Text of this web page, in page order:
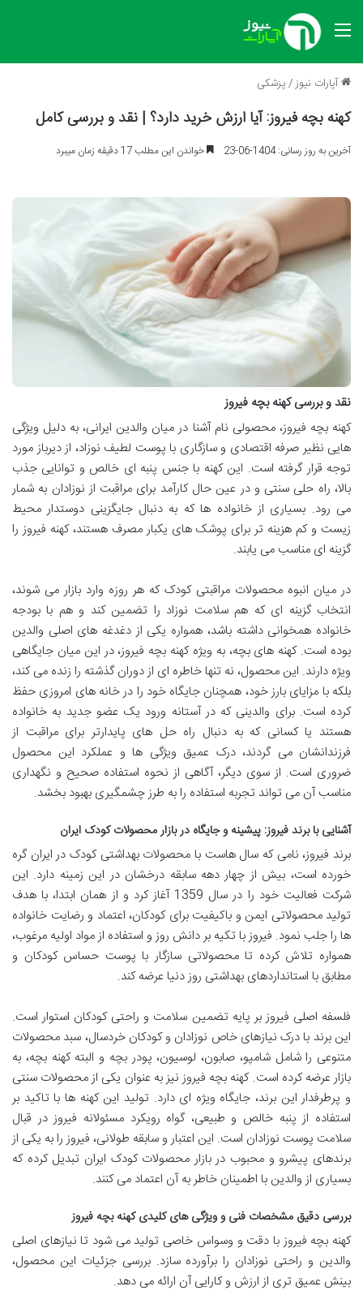
منو
آپارات نیوز/پزشکی
کهنه بچه فیروز: آیا ارزش خرید دارد؟ | نقد و بررسی کامل
آخرین به روز رسانی: 1404-06-23 خواندن این مطلب 17 دقیقه زمان میبرد
نقد و بررسی کهنه بچه فیروز
کهنه بچه فیروز، محصولی نام آشنا در میان والدین ایرانی، به دلیل ویژگی
هایی نظیر صرفه اقتصادی و سازگاری با پوست لطیف نوزاد، از دیرباز مورد
توجه قرار گرفته است. این کهنه با جنس پنبه ای خالص و توانایی جذب
بالا، راه حلی سنتی و در عین حال کارآمد برای مراقبت از نوزادان به شمار
می رود. بسیاری از خانواده ها که به دنبال جایگزینی دوستدار محیط
زیست و کم هزینه تر برای پوشک های یکبار مصرف هستند، کهنه فیروز را
گزینه ای مناسب می یابند.
در میان انبوه محصولات مراقبتی کودک که هر روزه وارد بازار می شوند،
انتخاب گزینه ای که هم سلامت نوزاد را تضمین کند و هم با بودجه
خانواده همخوانی داشته باشد، همواره یکی از دغدغه های اصلی والدین
بوده است. کهنه های بچه، به ویژه کهنه بچه فیروز، در این میان جایگاهی
ویژه دارند. این محصول، نه تنها خاطره ای از دوران گذشته را زنده می کند،
بلکه با مزایای بارز خود، همچنان جایگاه خود را در خانه های امروزی حفظ
کرده است. برای والدینی که در آستانه ورود یک عضو جدید به خانواده
هستند یا کسانی که به دنبال راه حل های پایدارتر برای مراقبت از
فرزندانشان می گردند، درک عمیق ویژگی ها و عملکرد این محصول
ضروری است. از سوی دیگر، آگاهی از نحوه استفاده صحیح و نگهداری
مناسب آن می تواند تجربه استفاده را به طرز چشمگیری بهبود بخشد.
آشنایی با برند فیروز: پیشینه و جایگاه در بازار محصولات کودک ایران
برند فیروز، نامی که سال هاست با محصولات بهداشتی کودک در ایران گره
خورده است، بیش از چهار دهه سابقه درخشان در این زمینه دارد. این
شرکت فعالیت خود را در سال 1359 آغاز کرد و از همان ابتدا، با هدف
تولید محصولاتی ایمن و باکیفیت برای کودکان، اعتماد و رضایت خانواده
ها را جلب نمود. فیروز با تکیه بر دانش روز و استفاده از مواد اولیه مرغوب،
همواره تلاش کرده تا محصولاتی سازگار با پوست حساس کودکان و
مطابق با استانداردهای بهداشتی روز دنیا عرضه کند.
فلسفه اصلی فیروز بر پایه تضمین سلامت و راحتی کودکان استوار است.
این برند با درک نیازهای خاص نوزادان و کودکان خردسال، سبد محصولات
متنوعی را شامل شامپو، صابون، لوسیون، پودر بچه و البته کهنه بچه، به
بازار عرضه کرده است. کهنه بچه فیروز نیز به عنوان یکی از محصولات سنتی
و پرطرفدار این برند، جایگاه ویژه ای دارد. تولید این کهنه ها با تاکید بر
استفاده از پنبه خالص و طبیعی، گواه رویکرد مسئولانه فیروز در قبال
سلامت پوست نوزادان است. این اعتبار و سابقه طولانی، فیروز را به یکی از
برندهای پیشرو و محبوب در بازار محصولات کودک ایران تبدیل کرده که
بسیاری از والدین با اطمینان خاطر به آن اعتماد می کنند.
بررسی دقیق مشخصات فنی و ویژگی های کلیدی کهنه بچه فیروز
کهنه بچه فیروز با دقت و وسواس خاصی تولید می شود تا نیازهای اصلی
والدین و راحتی نوزادان را برآورده سازد. بررسی جزئیات این محصول،
بینش عمیق تری از ارزش و کارایی آن ارائه می دهد.